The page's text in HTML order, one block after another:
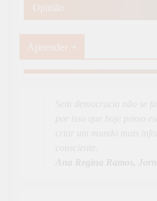
Opinião
Aprender +
Aprender Mais